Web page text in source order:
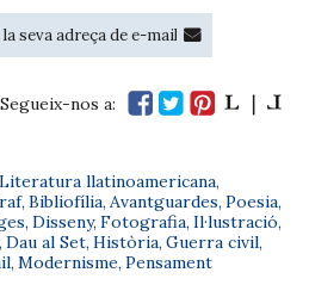
Segueix-nos a:
Literatura llatinoamericana,
, Bibliofília, Avantguardes, Poesia,
, Disseny, Fotografia, Il·lustració,
, Dau al Set, Història, Guerra civil,
, Modernisme, Pensament